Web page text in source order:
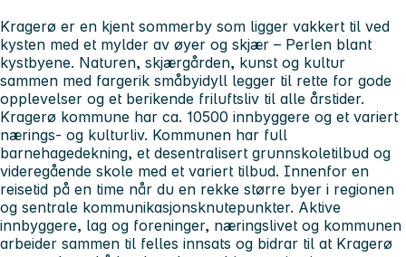
Kragerø er en kjent sommerby som ligger vakkert til ved
kysten med et mylder av øyer og skjær – Perlen blant
kystbyene. Naturen, skjærgården, kunst og kultur
sammen med fargerik småbyidyll legger til rette for gode
opplevelser og et berikende friluftsliv til alle årstider.
Kragerø kommune har ca. 10500 innbyggere og et variert
nærings- og kulturliv. Kommunen har full
barnehagedekning, et desentralisert grunnskoletilbud og
videregående skole med et variert tilbud. Innenfor en
reisetid på en time når du en rekke større byer i regionen
og sentrale kommunikasjonsknutepunkter. Aktive
innbyggere, lag og foreninger, næringslivet og kommunen
arbeider sammen til felles innsats og bidrar til at Kragerø